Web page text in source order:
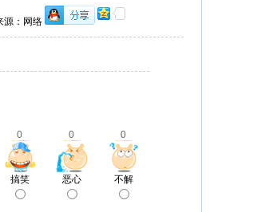
：网络
0 0 0
搞笑 恶心 不解